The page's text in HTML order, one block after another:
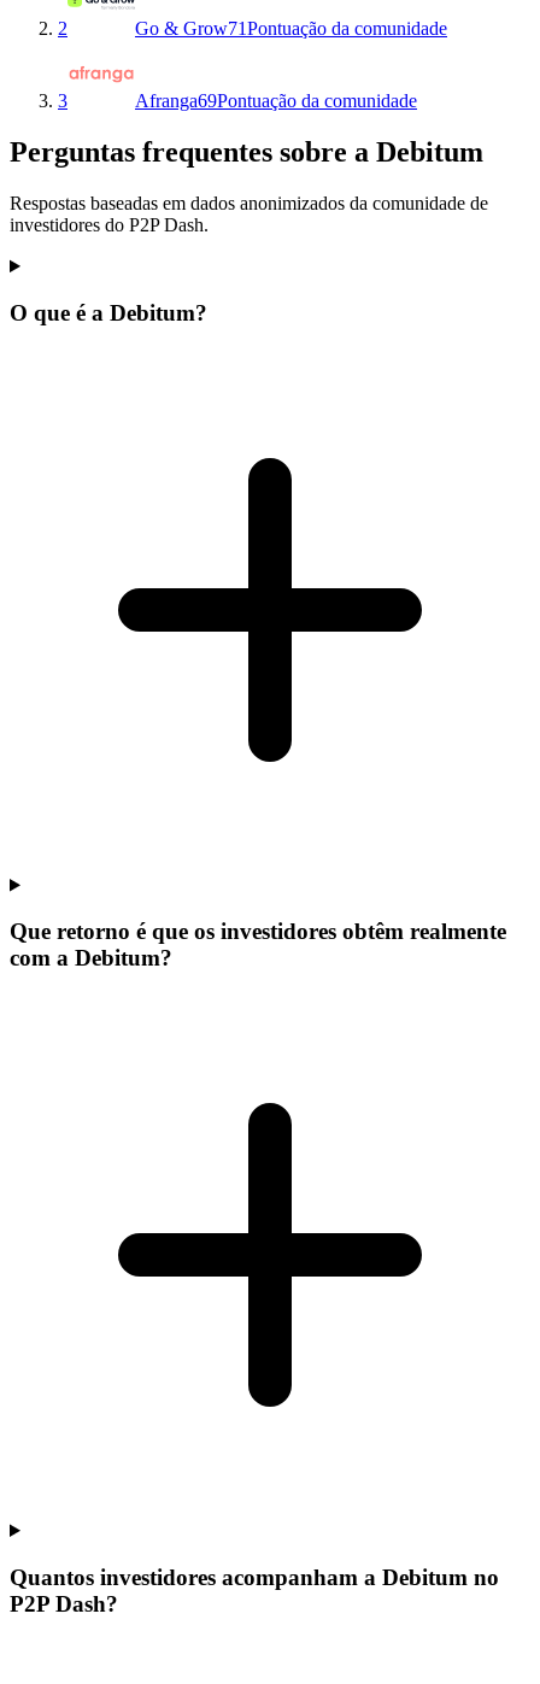
2 Go & Grow71Pontuação da comunidade
3 Afranga69Pontuação da comunidade
Perguntas frequentes sobre a Debitum
Respostas baseadas em dados anonimizados da comunidade de
investidores do P2P Dash.
O que é a Debitum?
Que retorno é que os investidores obtêm realmente
com a Debitum?
Quantos investidores acompanham a Debitum no
P2P Dash?